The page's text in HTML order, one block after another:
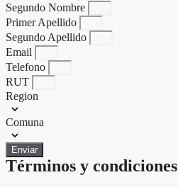
Segundo Nombre
Primer Apellido
Segundo Apellido
Email
Telefono
RUT
Region
Comuna
Enviar
Términos y condiciones